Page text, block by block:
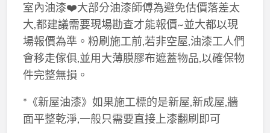
室內油漆❤️大部分油漆師傅為避免估價落差太
大,都建議需要現場勘查才能報價~並大都以現
場報價為準。粉刷施工前,若非空屋,油漆工人們
會移走傢俱,並用大薄膜膠布遮蓋物品,以確保物
件完整無損。
*《新屋油漆》如果施工標的是新屋,新成屋,牆
面平整乾淨,一般只需要直接上漆翻刷即可